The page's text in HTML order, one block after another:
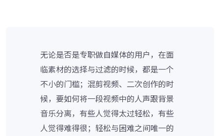
无论是否是专职做自媒体的用户，在面
临素材的选择与过滤的时候，都是一个
不小的门槛；混剪视频、二次创作的时
候，要如何将一段视频中的人声跟背景
音乐分离，有些人觉得太过轻松，有些
人觉得难得很；轻松与困难之间唯一的